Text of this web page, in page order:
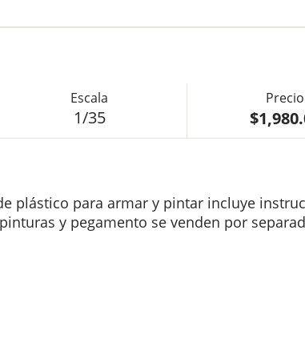
1/35
plástico para armar y pintar incluye
y pegamento se venden por